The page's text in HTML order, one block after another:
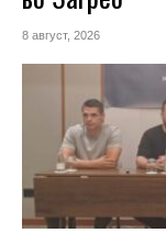
8 август, 2026